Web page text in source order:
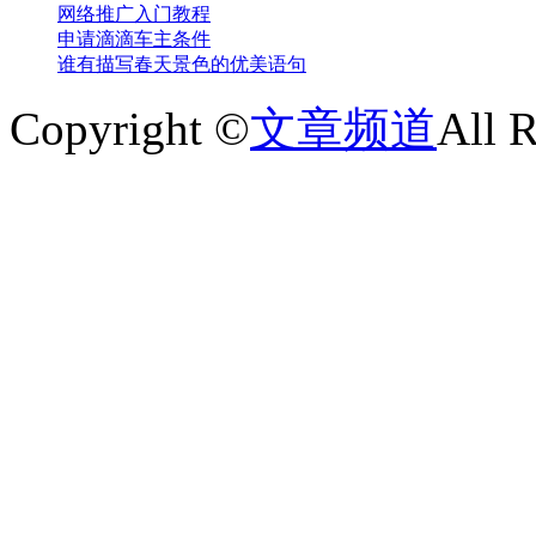
网络推广入门教程
申请滴滴车主条件
谁有描写春天景色的优美语句
Copyright ©文章频道All